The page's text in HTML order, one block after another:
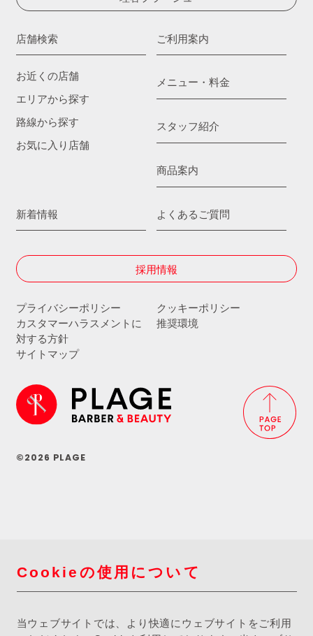
店舗検索
お近くの店舗
エリアから探す
路線から探す
お気に入り店舗
ご利用案内
メニュー・料金
スタッフ紹介
商品案内
新着情報 よくあるご質問
採用情報
プライバシーポリシー
クッキーポリシー
カスタマーハラスメントに
対する方針
推奨環境
サイトマップ
©2026 PLAGE
Cookieの使用について
当ウェブサイトでは、より快適にウェブサイトをご利用